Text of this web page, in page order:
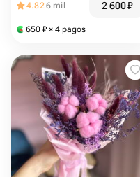
4.826 mil 2 600₽
650 ₽ × 4 pagos